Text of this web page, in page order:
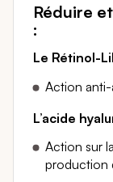
Réduire
:
Le Rétinol-
Action anti-
L’acide
Action sur
production